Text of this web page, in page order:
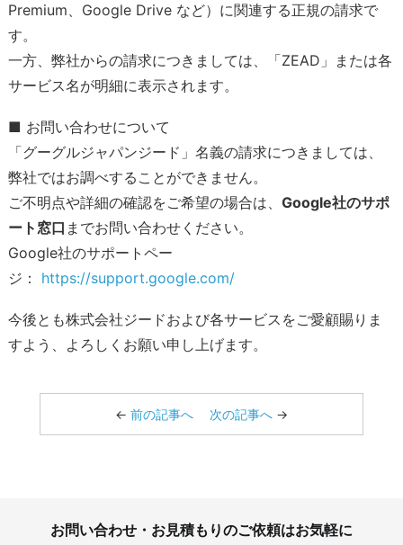
Premium、Google Drive など）に関連する正規の請求で
す。
一方、弊社からの請求につきましては、「ZEAD」または各
サービス名が明細に表示されます。
■ お問い合わせについて
「グーグルジャパンジード」名義の請求につきましては、
弊社ではお調べすることができません。
ご不明点や詳細の確認をご希望の場合は、 Google社のサポ
ート窓口 までお問い合わせください。
Google社のサポートペー
ジ： https://support.google.com/
今後とも株式会社ジードおよび各サービスをご愛顧賜りま
すよう、よろしくお願い申し上げます。
← 前の記事へ 次の記事へ →
お問い合わせ・お見積もりのご依頼はお気軽に